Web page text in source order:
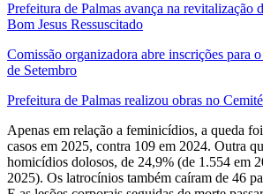
Prefeitura de Palmas avança na revitalização
Bom Jesus Ressuscitado
Comissão organizadora abre inscrições para
de Setembro
Prefeitura de Palmas realizou obras no
Apenas em relação a feminicídios, a queda
casos em 2025, contra 109 em 2024. Outra
homicídios dolosos, de 24,9% (de 1.554 em
2025). Os latrocínios também caíram de 46